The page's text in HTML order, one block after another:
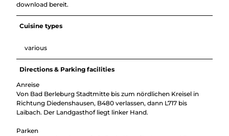
download bereit.
Cuisine types
various
Directions & Parking facilities
Anreise
Von Bad Berleburg Stadtmitte bis zum nördlichen Kreisel in
Richtung Diedenshausen, B480 verlassen, dann L717 bis
Laibach. Der Landgasthof liegt linker Hand.
Parken